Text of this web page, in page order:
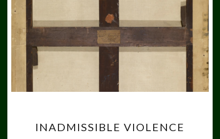
VIOLENCE
INADMISSIBLE VIOLENCE